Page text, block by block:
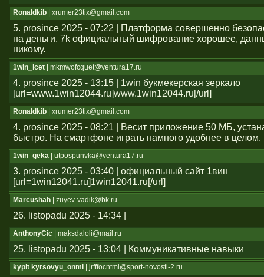
Ronaldkib | xrumer23tix@gmail.com
5. prosince 2025 - 07:22 | Платформа совершенно
на деньги. 7k официальный шифрование хорошее,
никому.
1win_lcet | mkmwofcquet@ventura17.ru
4. prosince 2025 - 13:15 | 1win букмекерская зеркало
[url=www.1win12044.ru]www.1win12044.ru[/url]
Ronaldkib | xrumer23tix@gmail.com
4. prosince 2025 - 08:21 | Весит приложение 50 МБ,
быстро. На смартфоне играть намного удобнее в целом.
1win_geka | utpospunvka@ventura17.ru
3. prosince 2025 - 03:40 | официальный сайт 1вин
[url=1win12041.ru]1win12041.ru[/url]
Marcushah | zuyev-vadik@bk.ru
26. listopadu 2025 - 14:34 |
AnthonyCic | maksdaloli@mail.ru
25. listopadu 2025 - 13:04 | Коммуникативные навыки
kypit kyrsovyu_onmi | jrfffocntmi@sport-novosti-2.ru